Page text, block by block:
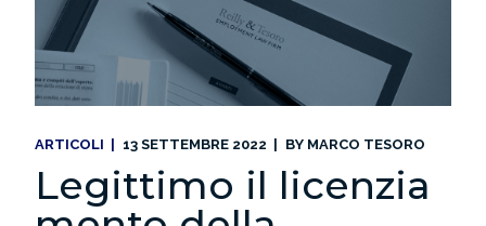
ARTICOLI 13 SETTEMBRE 2022 BY MARCO TESORO
Legittimo il licenzia